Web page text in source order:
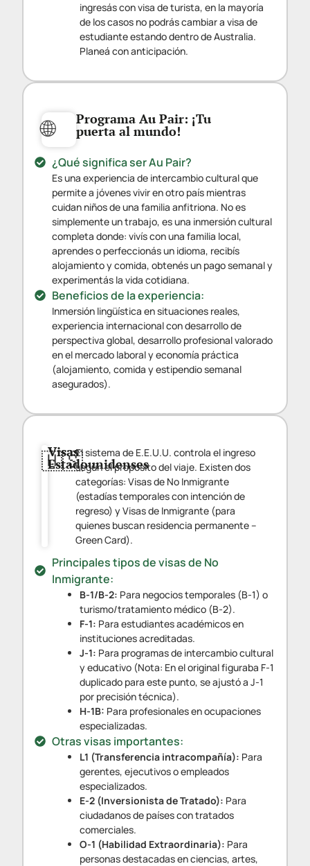
ingresás con visa de turista, en la mayoría
de los casos no podrás cambiar a visa de
estudiante estando dentro de Australia.
Planeá con anticipación.
🌐 Programa Au Pair: ¡Tu
puerta al mundo!
¿Qué significa ser Au Pair?
Es una experiencia de intercambio cultural que
permite a jóvenes vivir en otro país mientras
cuidan niños de una familia anfitriona. No es
simplemente un trabajo, es una inmersión cultural
completa donde: vivís con una familia local,
aprendes o perfeccionás un idioma, recibís
alojamiento y comida, obtenés un pago semanal y
experimentás la vida cotidiana.
Beneficios de la experiencia:
Inmersión lingüística en situaciones reales,
experiencia internacional con desarrollo de
perspectiva global, desarrollo profesional valorado
en el mercado laboral y economía práctica
(alojamiento, comida y estipendio semanal
asegurados).
🇺🇸
Visas
Estadounidenses
El sistema de E.E.U.U. controla el ingreso
según el propósito del viaje. Existen dos
categorías: Visas de No Inmigrante
(estadías temporales con intención de
regreso) y Visas de Inmigrante (para
quienes buscan residencia permanente –
Green Card).
Principales tipos de visas de No
Inmigrante:
B-1/B-2: Para negocios temporales (B-1) o
turismo/tratamiento médico (B-2).
F-1: Para estudiantes académicos en
instituciones acreditadas.
J-1: Para programas de intercambio cultural
y educativo (Nota: En el original figuraba F-1
duplicado para este punto, se ajustó a J-1
por precisión técnica).
H-1B: Para profesionales en ocupaciones
especializadas.
Otras visas importantes:
L1 (Transferencia intracompañía): Para
gerentes, ejecutivos o empleados
especializados.
E-2 (Inversionista de Tratado): Para
ciudadanos de países con tratados
comerciales.
O-1 (Habilidad Extraordinaria): Para
personas destacadas en ciencias, artes,